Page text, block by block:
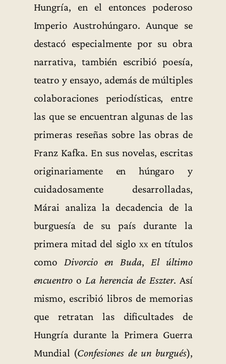
Hungría, en el entonces poderoso
Imperio Austrohúngaro. Aunque se
destacó especialmente por su obra
narrativa, también escribió poesía,
teatro y ensayo, además de múltiples
colaboraciones periodísticas, entre
las que se encuentran algunas de las
primeras reseñas sobre las obras de
Franz Kafka. En sus novelas, escritas
originariamente en húngaro y
cuidadosamente desarrolladas,
Márai analiza la decadencia de la
burguesía de su país durante la
primera mitad del sigloxx en títulos
como Divorcio en Buda, El último
encuentroo La herencia de Eszter. Así
mismo, escribió libros de memorias
que retratan las dificultades de
Hungría durante la Primera Guerra
Mundial (Confesiones de un burgués),